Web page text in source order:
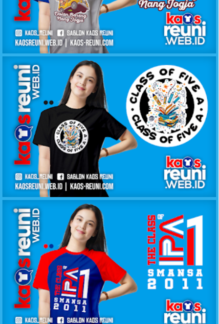
KAOS DOLAN BARENG PDPM ITS
KAOS KELAS CLASS OF FIVE A